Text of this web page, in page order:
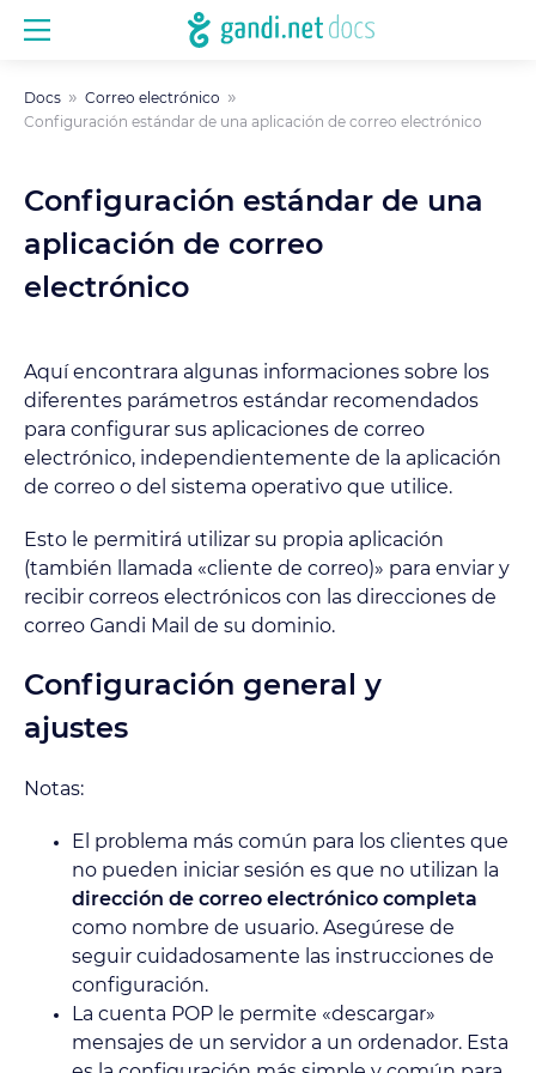
Docs
Correo electrónico
Configuración estándar de una aplicación de correo electrónico
Configuración estándar de una
aplicación de correo
electrónico
Aquí encontrara algunas informaciones sobre los
diferentes parámetros estándar recomendados
para configurar sus aplicaciones de correo
electrónico, independientemente de la aplicación
de correo o del sistema operativo que utilice.
Esto le permitirá utilizar su propia aplicación
(también llamada «cliente de correo)» para enviar y
recibir correos electrónicos con las direcciones de
correo Gandi Mail de su dominio.
Configuración general y
ajustes
Notas:
El problema más común para los clientes que
no pueden iniciar sesión es que no utilizan la
dirección de correo electrónico completa
como nombre de usuario. Asegúrese de
seguir cuidadosamente las instrucciones de
configuración.
La cuenta POP le permite «descargar»
mensajes de un servidor a un ordenador. Esta